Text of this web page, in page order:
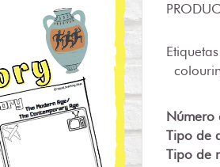
Número
Tipo de
Tipo de